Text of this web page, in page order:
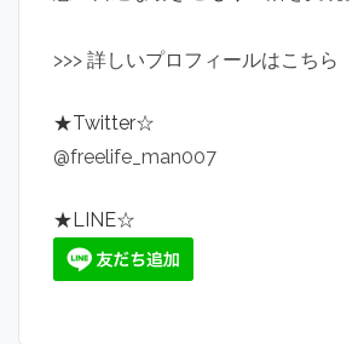
>>> 詳しいプロフィールはこちら
★Twitter☆
@freelife_man007
★LINE☆